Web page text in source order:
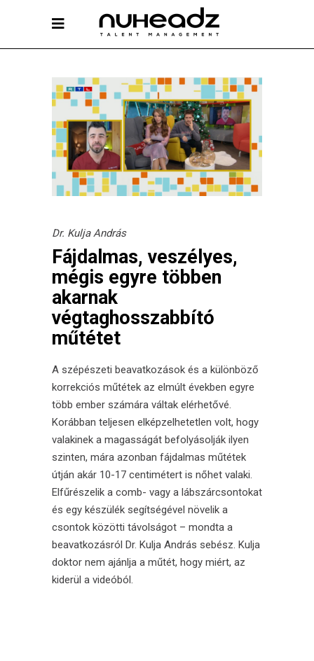
Dr. Kulja András
Fájdalmas, veszélyes,
mégis egyre többen
akarnak
végtaghosszabbító
műtétet
A szépészeti beavatkozások és a különböző
korrekciós műtétek az elmúlt években egyre
több ember számára váltak elérhetővé.
Korábban teljesen elképzelhetetlen volt, hogy
valakinek a magasságát befolyásolják ilyen
szinten, mára azonban fájdalmas műtétek
útján akár 10-17 centimétert is nőhet valaki.
Elfűrészelik a comb- vagy a lábszárcsontokat
és egy készülék segítségével növelik a
csontok közötti távolságot – mondta a
beavatkozásról Dr. Kulja András sebész. Kulja
doktor nem ajánlja a műtét, hogy miért, az
kiderül a videóból.